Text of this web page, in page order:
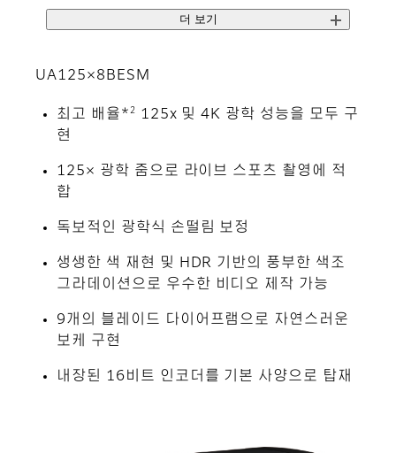
더 보기
UA125×8BESM
최고 배율* 2
125x 및 4K 광학 성능을 모두 구
현
125× 광학 줌으로 라이브 스포츠 촬영에 적
합
독보적인 광학식 손떨림 보정
생생한 색 재현 및 HDR 기반의 풍부한 색조
그라데이션으로 우수한 비디오 제작 가능
9개의 블레이드 다이어프램으로 자연스러운
보케 구현
내장된 16비트 인코더를 기본 사양으로 탑재